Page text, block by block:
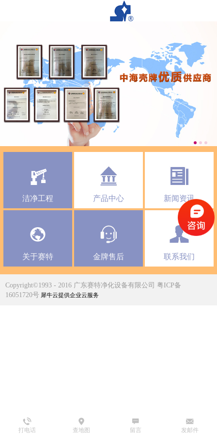
洁净工程 产品中心 新闻资讯
关于赛特 金牌售后 联系我们
Copyright©1993 - 2016 广东赛特净化设备有限公司 粤ICP备
16051720号 犀牛云提供企业云服务
打电话 查地图 发邮件
留言